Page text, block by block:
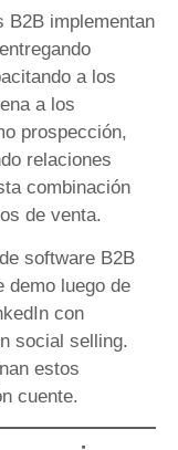
B2B implementan
a los
a los
prospección,
relaciones
combinación
de venta.
software B2B
demo luego de
con
social selling.
estos
cuente.